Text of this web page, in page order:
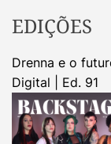
EDIÇÕES
Drenna e o
Digital | Ed. 91